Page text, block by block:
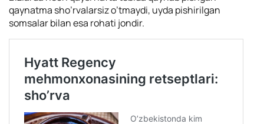
qaynatma sho’rvalarsiz o’tmaydi, uyda pishirilgan
somsalar bilan esa rohati jondir.